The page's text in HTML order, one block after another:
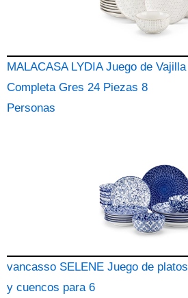
MALACASA LYDIA Juego de Vajilla
Completa Gres 24 Piezas 8
Personas
vancasso SELENE Juego de platos
y cuencos para 6